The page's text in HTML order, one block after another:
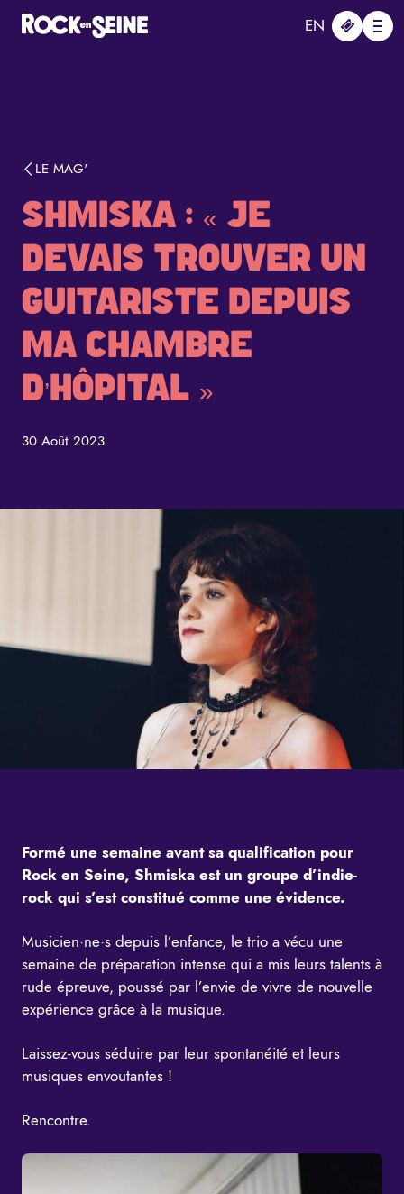
Aller au contenu principal
EN
LE MAG'
SHMISKA : « JE
DEVAIS TROUVER UN
GUITARISTE DEPUIS
MA CHAMBRE
D’HÔPITAL »
30 Août 2023
Formé une semaine avant sa qualification pour
Rock en Seine, Shmiska est un groupe d’indie-
rock qui s’est constitué comme une évidence.
Musicien·ne·s depuis l’enfance, le trio a vécu une
semaine de préparation intense qui a mis leurs talents à
rude épreuve, poussé par l’envie de vivre de nouvelle
expérience grâce à la musique.
Laissez-vous séduire par leur spontanéité et leurs
musiques envoutantes !
Rencontre.
Panneau de gestion des cookies